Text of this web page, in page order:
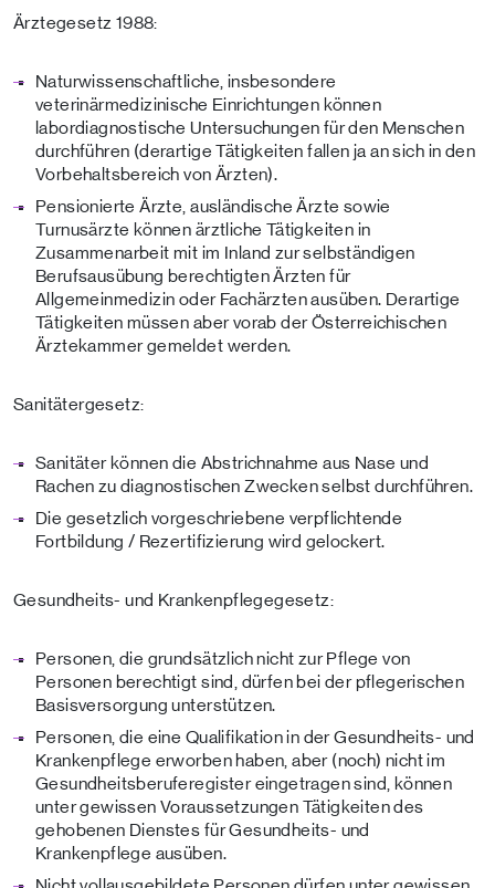
Ärztegesetz 1988:
Naturwissenschaftliche, insbesondere
veterinärmedizinische Einrichtungen können
labordiagnostische Untersuchungen für den Menschen
durchführen (derartige Tätigkeiten fallen ja an sich in den
Vorbehaltsbereich von Ärzten).
Pensionierte Ärzte, ausländische Ärzte sowie
Turnusärzte können ärztliche Tätigkeiten in
Zusammenarbeit mit im Inland zur selbständigen
Berufsausübung berechtigten Ärzten für
Allgemeinmedizin oder Fachärzten ausüben. Derartige
Tätigkeiten müssen aber vorab der Österreichischen
Ärztekammer gemeldet werden.
Sanitätergesetz:
Sanitäter können die Abstrichnahme aus Nase und
Rachen zu diagnostischen Zwecken selbst durchführen.
Die gesetzlich vorgeschriebene verpflichtende
Fortbildung / Rezertifizierung wird gelockert.
Gesundheits- und Krankenpflegegesetz:
Personen, die grundsätzlich nicht zur Pflege von
Personen berechtigt sind, dürfen bei der pflegerischen
Basisversorgung unterstützen.
Personen, die eine Qualifikation in der Gesundheits- und
Krankenpflege erworben haben, aber (noch) nicht im
Gesundheitsberuferegister eingetragen sind, können
unter gewissen Voraussetzungen Tätigkeiten des
gehobenen Dienstes für Gesundheits- und
Krankenpflege ausüben.